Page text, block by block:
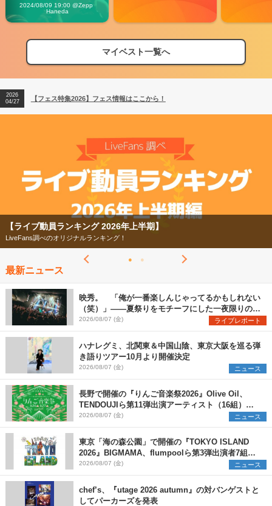
Vibes
2024/08/09 19:00 @Zepp
Haneda
マイベスト一覧へ
【フェス特集2026】フェス情報はここから！
【ライブ動員ランキング】2026年上半期編発表！
2026
04/27
【フェス特集2026】フェス情報はここから！
2026
【フェス特集2026】
今年もフェスの季節がやってきた！
最新ニュース
映秀。 「俺が一番楽しんじゃってるかもしれない
（笑）」――夏祭りをモチーフにした一夜限りのス
ペシャルライブ『色祭』レポート
2026/08/07 (金) ライブレポート
ハナレグミ、北関東＆中国山陰、東京大阪を巡る弾
き語りツアー10月より開催決定
2026/08/07 (金) ニュース
長野で開催の『りんご音楽祭2026』Olive Oil、
TENDOUJIら第11弾出演アーティスト（16組）を
発表
2026/08/07 (金) ニュース
東京「海の森公園」で開催の『TOKYO ISLAND
2026』BIGMAMA、flumpoolら第3弾出演者7組を
発表 ワークショップ・アート出展者を募集
2026/08/07 (金) ニュース
chef’s、『utage 2026 autumn』の対バンゲストと
してパーカーズを発表